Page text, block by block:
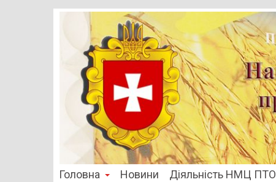
Головна Новини Діяльність НМЦ ПТО